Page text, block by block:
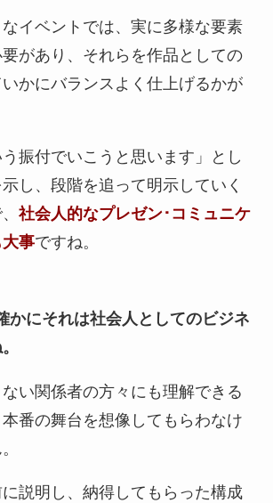
イベントでは、実に多様な要素
があり、それらを作品としての
かにバランスよく仕上げるかが
振付でいこうと思います」とし
し、段階を追って明示していく
社会人的なプレゼン･コミュニケ
事ですね。
かにそれは社会人としてのビジネ
い関係者の方々にも理解できる
番の舞台を想像してもらわなけ
説明し、納得してもらった構成